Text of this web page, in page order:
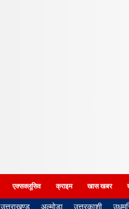
एक्सक्लूसिव क्राइम खास खबर
उत्तराखण्ड अल्मोड़ा उत्तरकाशी